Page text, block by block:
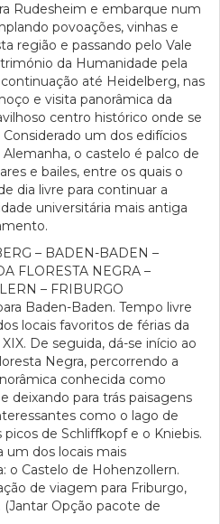
Rudesheim e embarque num
povoações, vinhas e
região e passando pelo Vale
da Humanidade pela
até Heidelberg, nas
e visita panorâmica da
centro histórico onde se
um dos edifícios
o castelo é palco de
e bailes, entre os quais o
dia livre para continuar a
universitária mais antiga
– BADEN-BADEN –
FLORESTA NEGRA –
– FRIBURGO
Baden-Baden. Tempo livre
locais favoritos de férias da
De seguida, dá-se início ao
Negra, percorrendo a
conhecida como
deixando para trás paisagens
como o lago de
de Schliffkopf e o Kniebis.
um dos locais mais
o Castelo de Hohenzollern.
de viagem para Friburgo,
(Jantar Opção pacote de